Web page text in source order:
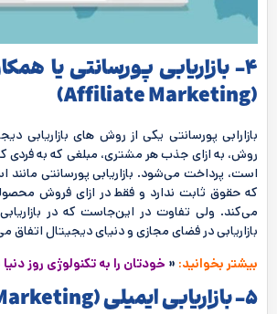
4- بازاریابی پورسانتی یا
(
Affiliate Marketing
)
بازارابی پورسانتی یکی از روش های بازاریابی
روش، به ازای جذب هر مشتری، مبلغی که به فردی
است، پرداخت می‌شود. بازاریابی پورسانتی مانند
که حقوق ثابت ندارد و فقط در ازای فروش
می‌کند. ولی تفاوت در این‌جاست که در بازاریابی
بازاریابی در فضای مجازی و دنیای دیجیتال اتفاق
بیشتر بخوانید: « خودتان را به تکنولوژی روز دنیا
5- بازاریابی ایمیلی (